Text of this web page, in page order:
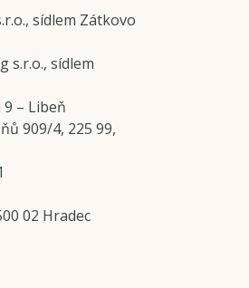
sídlem Zátkovo
s.r.o., sídlem
– Libeň
909/4, 225 99,
02 Hradec